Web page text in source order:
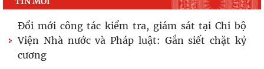
dân
Đổi mới công tác kiểm tra, giám sát tại Chi bộ
Viện Nhà nước và Pháp luật: Gắn siết chặt kỷ
cương